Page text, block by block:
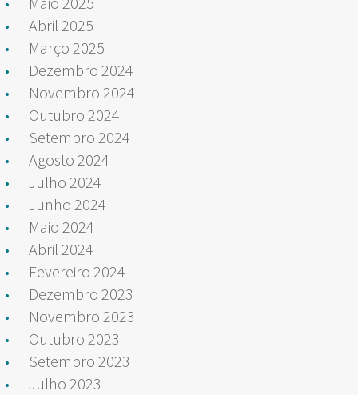
Abril 2025
Março 2025
Dezembro 2024
Novembro 2024
Outubro 2024
Setembro 2024
Agosto 2024
Julho 2024
Junho 2024
Maio 2024
Abril 2024
Fevereiro 2024
Dezembro 2023
Novembro 2023
Outubro 2023
Setembro 2023
Julho 2023